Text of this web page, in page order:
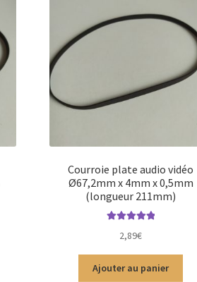
Courroie plate audio vidéo
Ø67,2mm x 4mm x 0,5mm
(longueur 211mm)
5
2,89€
Ajouter au panier